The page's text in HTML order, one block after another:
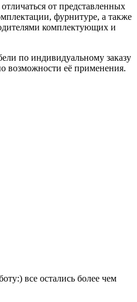
от представленных
фурнитуре, а также
комплектующих и
по индивидуальному заказу
возможности её применения.
все остались более чем